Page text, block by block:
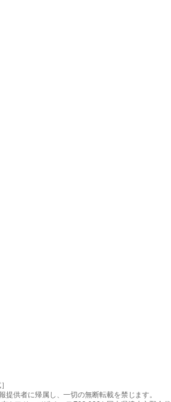
供者に帰属し、一切の無断転載を禁じます。